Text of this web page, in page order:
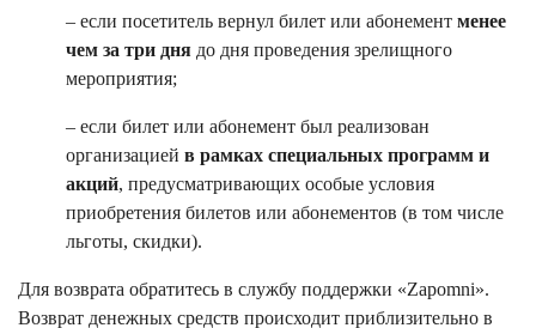
– если посетитель вернул билет или абонемент менее
чем за три дня до дня проведения зрелищного
мероприятия;
– если билет или абонемент был реализован
организацией в рамках специальных программ и
акций, предусматривающих особые условия
приобретения билетов или абонементов (в том числе
льготы, скидки).
Для возврата обратитесь в службу поддержки «Zapomni».
Возврат денежных средств происходит приблизительно в